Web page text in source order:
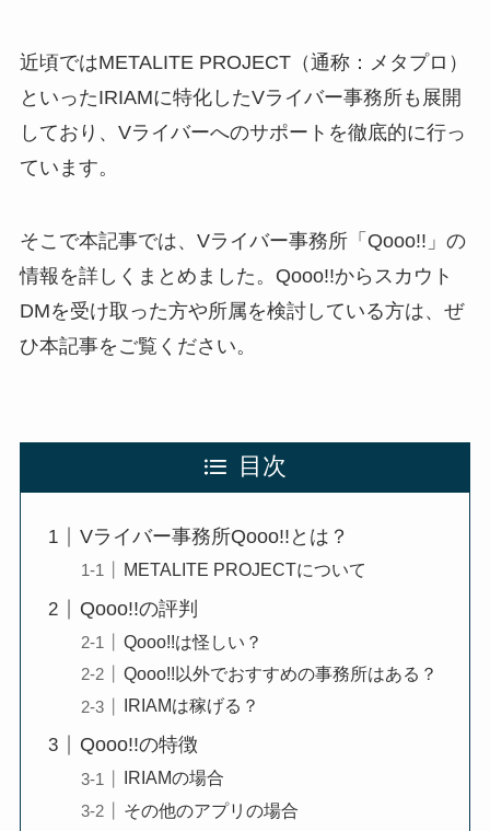
近頃ではMETALITE PROJECT（通称：メタプロ）
といったIRIAMに特化したVライバー事務所も展開
しており、Vライバーへのサポートを徹底的に行っ
ています。
そこで本記事では、Vライバー事務所「Qooo!!」の
情報を詳しくまとめました。Qooo!!からスカウト
DMを受け取った方や所属を検討している方は、ぜ
ひ本記事をご覧ください。
目次
Vライバー事務所Qooo!!とは？
METALITE PROJECTについて
Qooo!!の評判
Qooo!!は怪しい？
Qooo!!以外でおすすめの事務所はある？
IRIAMは稼げる？
Qooo!!の特徴
IRIAMの場合
その他のアプリの場合